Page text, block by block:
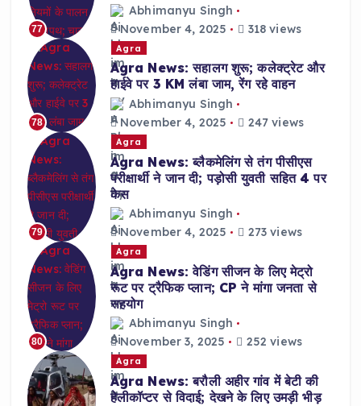
77
Abhimanyu Singh
November 4, 2025
318 views
78
Agra
Agra News: सहालग शुरू; कलेक्ट्रेट और
हाईवे पर 3 KM लंबा जाम, रेंग रहे वाहन
Abhimanyu Singh
November 4, 2025
247 views
79
Agra
Agra News: ब्लैकमेलिंग से तंग पीसीएस
परीक्षार्थी ने जान दी; पड़ोसी युवती सहित 4 पर
केस
Abhimanyu Singh
November 4, 2025
273 views
80
Agra
Agra News: वेडिंग सीजन के लिए मेट्रो
रूट पर ट्रैफिक प्लान; CP ने मांगा जनता से
सहयोग
Abhimanyu Singh
November 3, 2025
252 views
Agra
Agra News: बरौली अहीर गांव में बेटी की
हेलीकॉप्टर से विदाई; देखने के लिए उमड़ी भीड़